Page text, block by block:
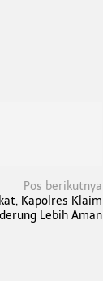
Pos berikutnya
Kapolres Klaim
Lebih Aman